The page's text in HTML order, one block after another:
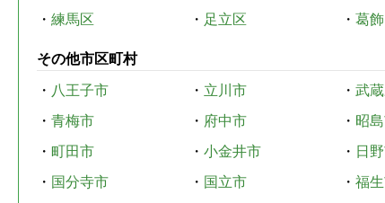
・ 練馬区 ・ 足立区 ・ 葛
その他市区町村
・ 八王子市 ・ 立川市 ・ 武
・ 青梅市 ・ 府中市 ・ 昭
・ 町田市 ・ 小金井市 ・ 日
・ 国分寺市 ・ 国立市 ・ 福